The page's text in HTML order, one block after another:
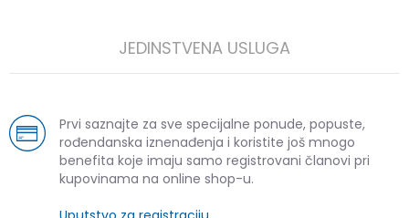
JEDINSTVENA USLUGA
Prvi saznajte za sve specijalne ponude, popuste,
rođendanska iznenađenja i koristite još mnogo
benefita koje imaju samo registrovani članovi pri
kupovinama na online shop-u.